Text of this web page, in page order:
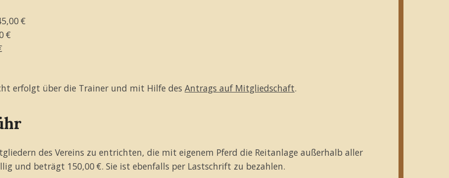
€
€
erfolgt über die Trainer und mit Hilfe des Antrags auf Mitgliedschaft.
des Vereins zu entrichten, die mit eigenem Pferd die Reitanlage außerhalb aller
und beträgt 150,00 €. Sie ist ebenfalls per Lastschrift zu bezahlen.